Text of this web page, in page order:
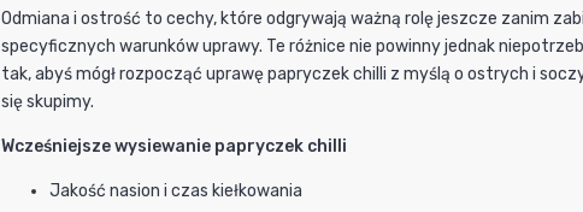
Odmiana i ostrość to cechy, które odgrywają ważną rolę jeszcze zanim
specyficznych warunków uprawy. Te różnice nie powinny jednak
tak, abyś mógł rozpocząć uprawę papryczek chilli z myślą o ostrych i
się skupimy.
Wcześniejsze wysiewanie papryczek chilli
Jakość nasion i czas kiełkowania